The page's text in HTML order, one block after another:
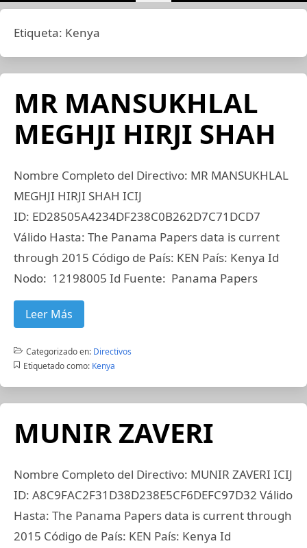
Etiqueta: Kenya
MR MANSUKHLAL
MEGHJI HIRJI SHAH
Nombre Completo del Directivo: MR MANSUKHLAL
MEGHJI HIRJI SHAH ICIJ
ID: ED28505A4234DF238C0B262D7C71DCD7
Válido Hasta: The Panama Papers data is current
through 2015 Código de País: KEN País: Kenya Id
Nodo: 12198005 Id Fuente: Panama Papers
Leer Más
Categorizado en: Directivos
Etiquetado como: Kenya
MUNIR ZAVERI
Nombre Completo del Directivo: MUNIR ZAVERI ICIJ
ID: A8C9FAC2F31D38D238E5CF6DEFC97D32 Válido
Hasta: The Panama Papers data is current through
2015 Código de País: KEN País: Kenya Id